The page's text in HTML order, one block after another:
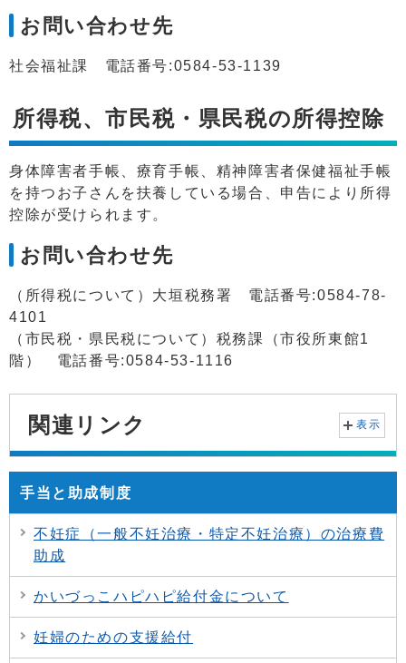
お問い合わせ先
社会福祉課 電話番号:0584-53-1139
所得税、市民税・県民税の所得控除
身体障害者手帳、療育手帳、精神障害者保健福祉手帳
を持つお子さんを扶養している場合、申告により所得
控除が受けられます。
お問い合わせ先
（所得税について）大垣税務署 電話番号:0584-78-
4101
（市民税・県民税について）税務課（市役所東館1
階） 電話番号:0584-53-1116
関連リンク 表示
手当と助成制度
不妊症（一般不妊治療・特定不妊治療）の治療費
助成
かいづっこハピハピ給付金について
妊婦のための支援給付